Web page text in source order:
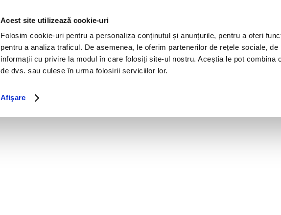
Acest site utilizează cookie-uri
Folosim cookie-uri pentru a personaliza conținutul și anunțurile, pentru a oferi
pentru a analiza traficul. De asemenea, le oferim partenerilor de rețele sociale,
informații cu privire la modul în care folosiți site-ul nostru. Aceștia le pot combina
de dvs. sau culese în urma folosirii serviciilor lor.
Afişare